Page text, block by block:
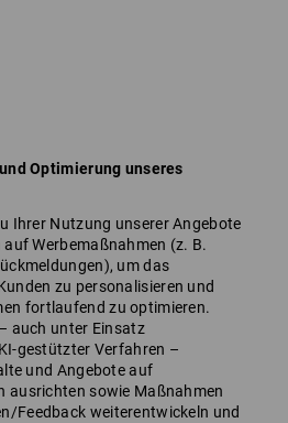
Optimierung unseres
Ihrer Nutzung unserer Angebote
Werbemaßnahmen (z. B.
um das
zu personalisieren und
fortlaufend zu optimieren.
auch unter Einsatz
gestützter Verfahren –
und Angebote auf
ausrichten sowie Maßnahmen
Feedback weiterentwickeln und